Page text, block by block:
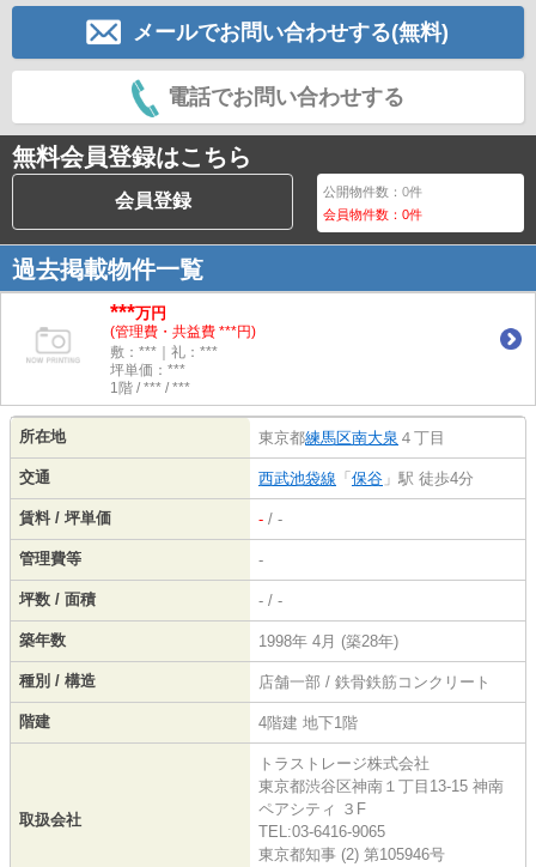
メールでお問い合わせする(無料)
電話でお問い合わせする
無料会員登録はこちら
会員登録 公開物件数：0件
会員物件数：0件
過去掲載物件一覧
***万円
(管理費・共益費 ***円)
敷：***｜礼：***
坪単価：***
1階 / *** / ***
所在地 東京都練馬区南大泉 ４丁目
交通 西武池袋線 「 保谷 」駅 徒歩4分
賃料 / 坪単価 - / -
管理費等 -
坪数 / 面積 - / -
築年数 1998年 4月 (築28年)
種別 / 構造 店舗一部 / 鉄骨鉄筋コンクリート
階建 4階建 地下1階
取扱会社
トラストレージ株式会社
東京都渋谷区神南１丁目13-15 神南
ペアシティ ３F
TEL:03-6416-9065
東京都知事 (2) 第105946号